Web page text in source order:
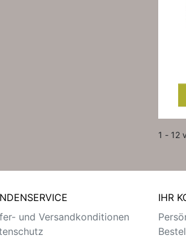
1 - 12
und Versandkonditionen
IHR